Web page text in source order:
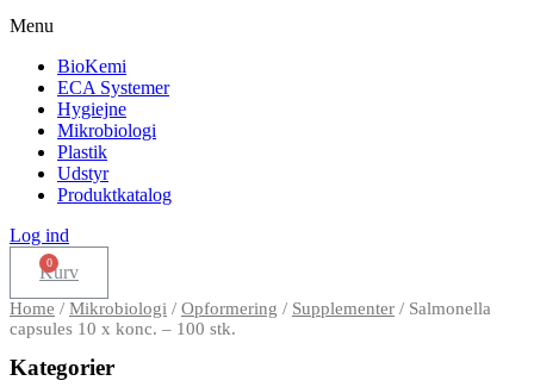
Menu
BioKemi
ECA Systemer
Hygiejne
Mikrobiologi
Plastik
Udstyr
Produktkatalog
Log ind
Kurv
Home / Mikrobiologi / Opformering / Supplementer / Salmonella
capsules 10 x konc. – 100 stk.
Kategorier